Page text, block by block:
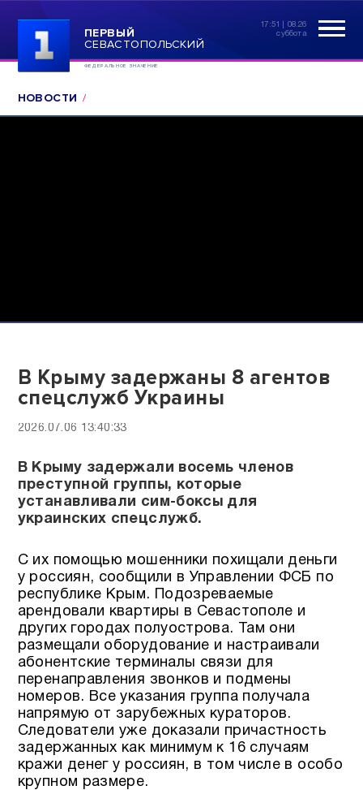
ПЕРВЫЙ
СЕВАСТОПОЛЬСКИЙ
ФЕДЕРАЛЬНОЕ ЗНАЧЕНИЕ
17:51 | 08.26
суббота
НОВОСТИ
В Крыму задержаны 8 агентов
спецслужб Украины
2026.07.06 13:40:33
В Крыму задержали восемь членов
преступной группы, которые
устанавливали сим-боксы для
украинских спецслужб.
С их помощью мошенники похищали деньги
у россиян, сообщили в Управлении ФСБ по
республике Крым. Подозреваемые
арендовали квартиры в Севастополе и
других городах полуострова. Там они
размещали оборудование и настраивали
абонентские терминалы связи для
перенаправления звонков и подмены
номеров. Все указания группа получала
напрямую от зарубежных кураторов.
Следователи уже доказали причастность
задержанных как минимум к 16 случаям
кражи денег у россиян, в том числе в особо
крупном размере.